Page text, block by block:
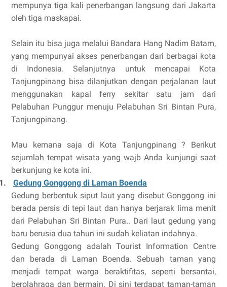
mempunya tiga kali penerbangan langsung dari Jakarta
oleh tiga maskapai.
Selain itu bisa juga melalui Bandara Hang Nadim Batam,
yang mempunyai akses penerbangan dari berbagai kota
di Indonesia. Selanjutnya untuk mencapai Kota
Tanjungpinang bisa dilanjutkan dengan perjalanan laut
menggunakan kapal ferry sekitar satu jam dari
Pelabuhan Punggur menuju Pelabuhan Sri Bintan Pura,
Tanjungpinang.
Mau kemana saja di Kota Tanjungpinang ? Berikut
sejumlah tempat wisata yang wajb Anda kunjungi saat
berkunjung ke kota ini.
Gedung Gonggong di Laman Boenda
Gedung berbentuk siput laut yang disebut Gonggong ini
berada persis di tepi laut dan hanya berjarak lima menit
dari Pelabuhan Sri Bintan Pura.. Dari laut gedung yang
baru berusia dua tahun ini sudah keliatan indahnya.
Gedung Gonggong adalah Tourist Information Centre
dan berada di Laman Boenda. Sebuah taman yang
menjadi tempat warga beraktifitas, seperti bersantai,
berolahraga dan bermain. Di sini terdapat taman-taman